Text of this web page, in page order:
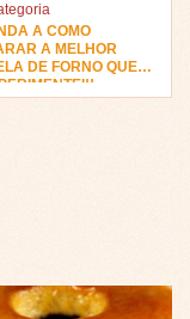
A COMO
A MELHOR
DE FORNO QUE